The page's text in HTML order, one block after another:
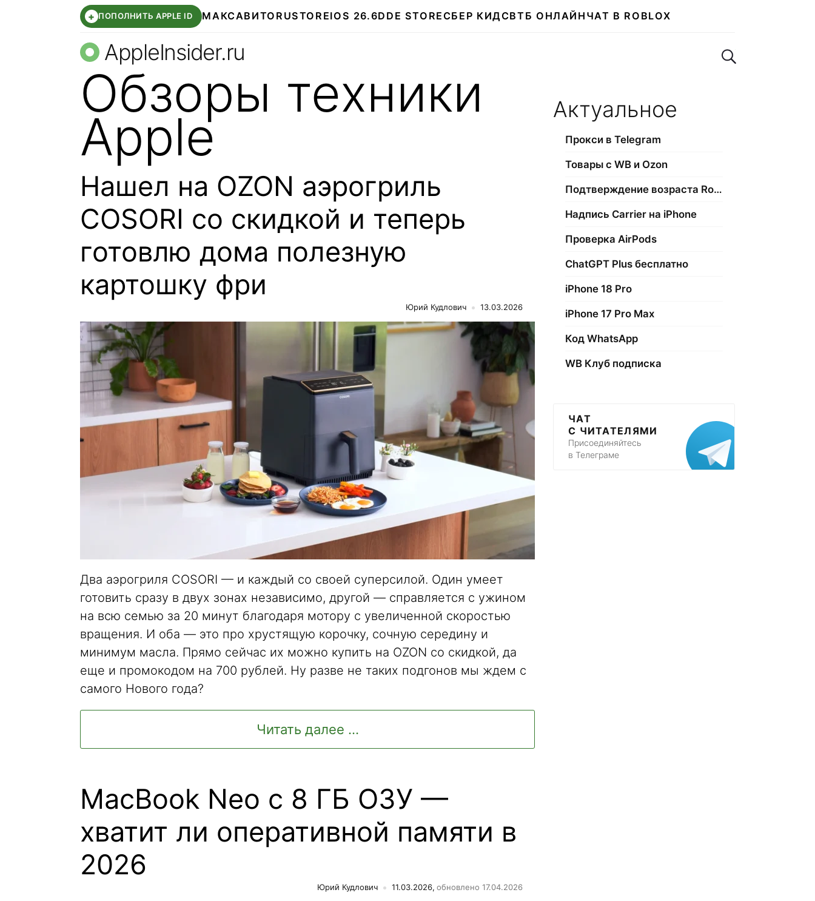
+ ПОПОЛНИТЬ APPLE ID МАКСАВИТО RUSTOREIOS 26.6DDE STORE СБЕР КИДСВТБ ОНЛАЙН ЧАТ В ROBLOX
AppleInsider.ru Поиск по сайту
Обзоры техники
Apple
Нашел на OZON аэрогриль
COSORI со скидкой и теперь
готовлю дома полезную
картошку фри
Юрий Кудлович 13.03.2026
Два аэрогриля COSORI — и каждый со своей суперсилой. Один умеет
готовить сразу в двух зонах независимо, другой — справляется с ужином
на всю семью за 20 минут благодаря мотору с увеличенной скоростью
вращения. И оба — это про хрустящую корочку, сочную середину и
минимум масла. Прямо сейчас их можно купить на OZON со скидкой, да
еще и промокодом на 700 рублей. Ну разве не таких подгонов мы ждем с
самого Нового года?
Читать далее ...
MacBook Neo с 8 ГБ ОЗУ —
хватит ли оперативной памяти в
2026
Юрий Кудлович 11.03.2026, обновлено 17.04.2026
Актуальное
Прокси в Telegram
Товары с WB и Ozon
Подтверждение возраста Roblox
Надпись Carrier на iPhone
Проверка AirPods
ChatGPT Plus бесплатно
iPhone 18 Pro
iPhone 17 Pro Max
Код WhatsApp
WB Клуб подписка
ЧАТ
С ЧИТАТЕЛЯМИ
Присоединяйтесь
в Телеграме